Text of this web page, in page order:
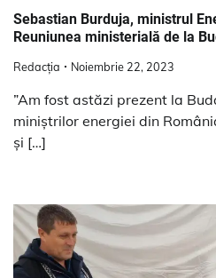
Sebastian Burduja, ministrul
Reuniunea ministerială de la
Redacția Noiembrie 22, 2023
”Am fost astăzi prezent la
miniștrilor energiei din
și […]